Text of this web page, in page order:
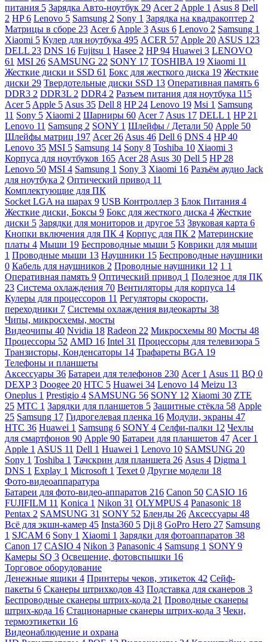
питания 5 Зарядка Авто-ноутбук 29 Acer 2 Apple 1 Asus 8 Dell
2 HP6 Lenovo 5 Samsung 2 Sony 1 Зарядка на квадракоптер 2
Матрицы в сборе 23 Acer6 Apple 3 Asus 6 Lenovo 2 Samsung 1
Xiaomi 5 Кулер для ноутбука 495 ACER 57 Apple 20 ASUS 123
DELL 23 DNS 16 Fujitsu 1 Hasee 2 HP94 Huawei 3 LENOVO
61 MSI 26 SAMSUNG 22 SONY 17 TOSHIBA 19 Xiaomi 11
Жесткие диски и SSD 61 Бокс для жесткого диска 19 Жесткие
диски 29 Твердотельные диски SSD 13 Оперативная память 6
DDR3 2 DDR3L 2 DDR4 2 Разъем питания для ноутбука 115
Acer 5 Apple 5 Asus 35 Dell 8 HP 24 Lenovo 19 Msi 1 Samsung
11 Sony 5 Xiaomi 2 Шарниры 60 Acer 7 Asus 17 DELL 1 HP 21
Lenovo 11 Samsung 2 SONY 1 Шлейфы / Детали 50 Apple 50
Шлейфы матриц 197 Acer 26 Asus 46 Dell 6 DNS 4 HP40
Lenovo 35 MSI 5 Samsung 14 Sony 8 Toshiba 10 Xiaomi 3
Корпуса для ноутбуков 165 Acer 28 Asus 30 Dell 5 HP 28
Lenovo 50 MSI 4 Samsung 1 Sony 3 Xiaomi 16 Разъём аудио Jack
для ноутбука 2 Оптический привод 11
Комплектующие для ПК
Socket LGA на шарах 9 USB Контроллер 3 Блок Питания 4
Жесткие диски, Боксы 9 Бокс для жесткого диска 4 Жесткие
диски 5 Зарядки для мониторов и другое 53 Звуковая карта 6
Кнопки включения для ПК 4 Корпус для ПК 2 Материнские
платы 4 Мыши 19 Беспроводные мыши 5 Коврики для мыши
1 Проводные мыши 13 Наушники 15 Беспроводные наушники
0 Кабель для наушников 2 Проводные наушники 12 1 1
Оперативная память 9 Оптический привод 1 Полезное для ПК
23 Система охлаждения 70 Вентиляторы для корпуса 14
Кулеры для процессоров 11 Регуляторы скорости,
переходники 7 Системы охлаждения видеокарты 38
Чипы, микросхемы, мосты
Видеочипы 40 Nvidia 18 Radeon 22 Микросхемы 80 Мосты 48
Процессоры 52 AMD 16 Intel 31 Процессоры для телевизора 5
Транзисторы, Конденсаторы 14 Трафареты BGA 19
Телефоны и планшеты
Аксессуары 36 Батареи для телефонов 230 Acer 1 Asus 11 BQ 0
DEXP3 Doogee 20 HTC 5 Huawei 34 Lenovo 14 Meizu 13
Oneplus 1 Prestigio 4 SAMSUNG 56 SONY 12 Xiaomi 30 ZTE
25 МТС 1 Зарядки для планшетов 5 Защитные стёкла 58 Apple
25 Samsung 17 Гидрогелевая пленка 16 Модули, экраны 47
HTC 36 Huawei 1 Samsung 6 SONY 4 Селфи-палки 12 Чехлы
для смартфонов 90 Apple 90 Батареи для планшетов 47 Acer 1
Apple 1 ASUS 11 Dell 1 Huawei 1 Lenovo 10 SAMSUNG 20
Sony 1 Toshiba 1 Тачскрин для планшета 26 Asus 4 Digma 1
DNS 1 Explay 1 Microsoft 1 Texet 0 Другие модели 18
Фото-видеоаппаратура
Батареи для фото-видео-аппаратов 216 Canon 50 CASIO 16
FUJIFILM 11 Konica 1 Nikon 31 OLYMPUS 4 Panasonic 18
Pentax 2 SAMSUNG 31 SONY 52 Бленды 26 Аксессуары 48
Всё для экшн-камер 45 Insta360 5 Dji 8 GoPro Hero 27 Samsung
1 SJCAM 6 Sony 1 Xiaomi 1 Зарядки для фотоаппаратов 38
Canon 17 CASIO 4 Nikon 3 Panasonic 4 Samsung 1 SONY 9
Камеры SQ 3 Освещение, фотовспышки 16
Торговое оборудование
Денежные ящики 4 Принтеры чеков, этикеток 42 Сейф-
пакеты 6 Сканеры штрихкодов 43 Подставка для сканеров 3
Беспроводные сканеры штрих-кода 21 Проводные сканеры
штрих-кода 16 Стационарные сканеры штрих-кода 3 Чеки,
термоэтикетки 16
Видеонаблюдение и охрана